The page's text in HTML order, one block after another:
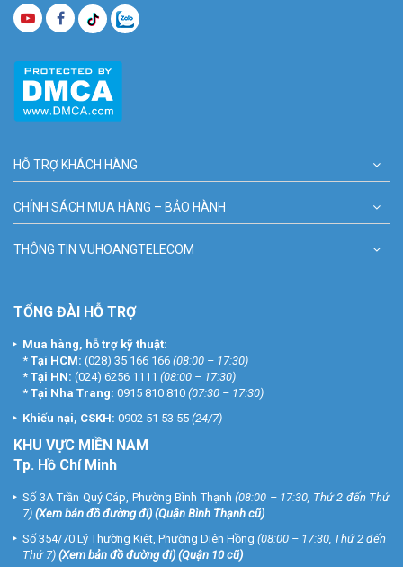
HỖ TRỢ KHÁCH HÀNG
CHÍNH SÁCH MUA HÀNG – BẢO HÀNH
THÔNG TIN VUHOANGTELECOM
TỔNG ĐÀI HỖ TRỢ
Mua hàng, hỗ trợ kỹ thuật:
* Tại HCM: (028) 35 166 166 (08:00 – 17:30)
* Tại HN: (024) 6256 1111 (08:00 – 17:30)
* Tại Nha Trang: 0915 810 810 (07:30 – 17:30)
Khiếu nại, CSKH: 0902 51 53 55 (24/7)
KHU VỰC MIỀN NAM
Tp. Hồ Chí Minh
Số 3A Trần Quý Cáp, Phường Bình Thạnh (08:00 – 17:30, Thứ 2 đến Thứ
7) (Xem bản đồ đường đi) (Quận Bình Thạnh cũ)
Số 354/70 Lý Thường Kiệt, Phường Diên Hồng (08:00 – 17:30, Thứ 2 đến
Thứ 7) (Xem bản đồ đường đi) (Quận 10 cũ)